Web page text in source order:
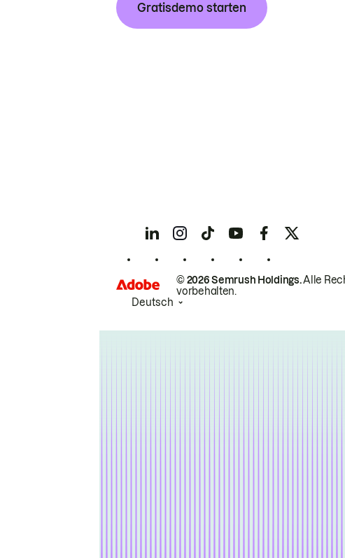
Gratisdemo starten
© 2026 Semrush Holdings.Alle
vorbehalten.
Deutsch